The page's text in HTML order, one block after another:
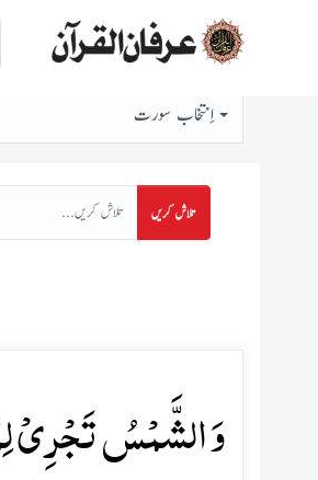
اِنتخاب سورت
تلاش کریں
وَ الشَّمۡسُ تَجۡرِیۡ